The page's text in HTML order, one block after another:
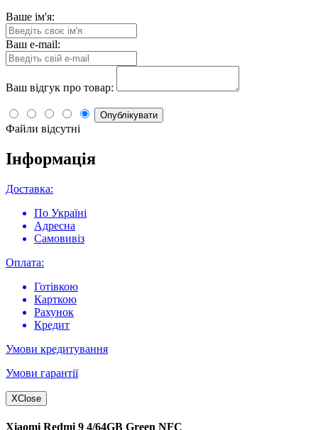
Ваше ім'я:
Ваш e-mail:
Ваш відгук про товар:
Опублікувати
Файли відсутні
Інформація
Доставка:
По Україні
Адресна
Самовивіз
Оплата:
Готівкою
Карткою
Рахунок
Кредит
Умови кредитування
Умови гарантії
XClose
Xiaomi Redmi 9 4/64GB Green NFC